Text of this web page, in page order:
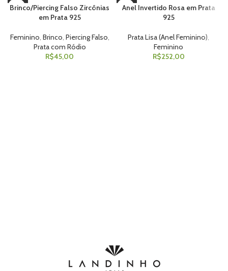
Brinco/Piercing Falso Zircônias
em Prata 925
Feminino, Brinco, Piercing Falso,
Prata com Ródio
R$45,00
Anel Invertido Rosa em Prata
925
Prata Lisa (Anel Feminino),
Feminino
R$252,00